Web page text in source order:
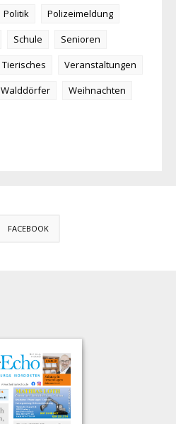
Politik
Polizeimeldung
Schule
Senioren
Tierisches
Veranstaltungen
Walddörfer
Weihnachten
FACEBOOK